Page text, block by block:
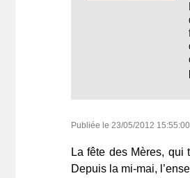
Publiée le 23/05/2012 15:55:00
La fête des Mères, qui
Depuis la mi-mai,